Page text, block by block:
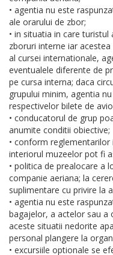
• agentia nu este
ale orarului de zbor;
• in situatia in care
zboruri interne iar
al cursei internationale,
eventualele diferente de
pe cursa interna; daca
grupului minim, agentia
respectivelor bilete de
• conducatorul de grup
anumite conditii obiective;
• conform
interiorul muzeelor pot fi
• politica de prealocare a
companie aeriana; la
suplimentare cu privire la
• agentia nu este
bagajelor, a actelor sau a
aceste situatii nedorite
personal plangere la
• excursiile optionale se